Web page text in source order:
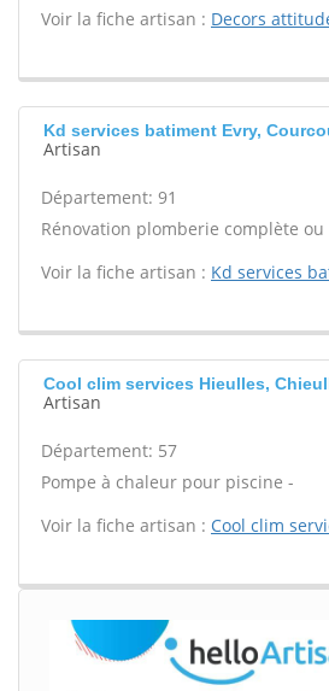
Voir la fiche artisan : Decors
Kd services batiment Evry,
Artisan
Département: 91
Rénovation plomberie complète
Voir la fiche artisan : Kd services
Cool clim services Hieulles,
Artisan
Département: 57
Pompe à chaleur pour piscine -
Voir la fiche artisan : Cool clim